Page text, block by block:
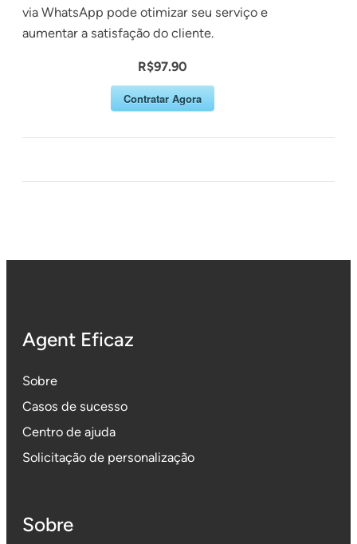
via WhatsApp pode otimizar seu serviço e
aumentar a satisfação do cliente.
R$97.90
Contratar Agora
Agent Eficaz
Sobre
Casos de sucesso
Centro de ajuda
Solicitação de personalização
Sobre